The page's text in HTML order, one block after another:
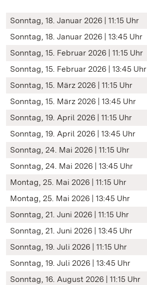
Sonntag, 18. Januar 2026 | 11:15 Uhr
Sonntag, 18. Januar 2026 | 13:45 Uhr
Sonntag, 15. Februar 2026 | 11:15 Uhr
Sonntag, 15. Februar 2026 | 13:45 Uhr
Sonntag, 15. März 2026 | 11:15 Uhr
Sonntag, 15. März 2026 | 13:45 Uhr
Sonntag, 19. April 2026 | 11:15 Uhr
Sonntag, 19. April 2026 | 13:45 Uhr
Sonntag, 24. Mai 2026 | 11:15 Uhr
Sonntag, 24. Mai 2026 | 13:45 Uhr
Montag, 25. Mai 2026 | 11:15 Uhr
Montag, 25. Mai 2026 | 13:45 Uhr
Sonntag, 21. Juni 2026 | 11:15 Uhr
Sonntag, 21. Juni 2026 | 13:45 Uhr
Sonntag, 19. Juli 2026 | 11:15 Uhr
Sonntag, 19. Juli 2026 | 13:45 Uhr
Sonntag, 16. August 2026 | 11:15 Uhr